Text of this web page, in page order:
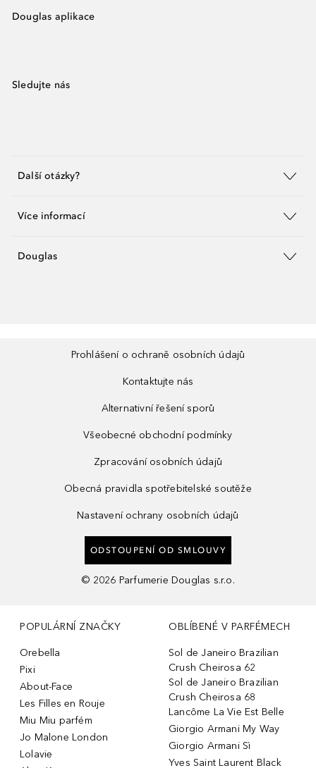
Douglas aplikace
Sledujte nás
Další otázky?
Více informací
Douglas
Prohlášení o ochraně osobních údajů
Kontaktujte nás
Alternativní řešení sporů
Všeobecné obchodní podmínky
Zpracování osobních údajů
Obecná pravidla spotřebitelské soutěže
Nastavení ochrany osobních údajů
ODSTOUPENÍ OD SMLOUVY
© 2026 Parfumerie Douglas s.r.o.
POPULÁRNÍ ZNAČKY
Orebella
Pixi
About-Face
Les Filles en Rouje
Miu Miu parfém
Jo Malone London
Lolavie
OBLÍBENÉ V PARFÉMECH
Sol de Janeiro Brazilian
Crush Cheirosa 62
Sol de Janeiro Brazilian
Crush Cheirosa 68
Lancôme La Vie Est Belle
Giorgio Armani My Way
Giorgio Armani Sì
Yves Saint Laurent Black